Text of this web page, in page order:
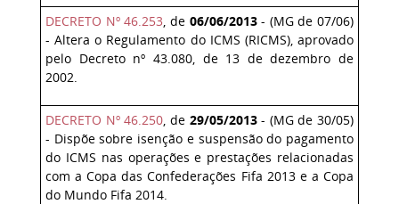
DECRETO Nº 46.253, de 06/06/2013- (MG de 07/06)
- Altera o Regulamento do ICMS (RICMS), aprovado
pelo Decreto nº 43.080, de 13 de dezembro de
2002.
DECRETO Nº 46.250, de 29/05/2013- (MG de 30/05)
- Dispõe sobre isenção e suspensão do pagamento
do ICMS nas operações e prestações relacionadas
com a Copa das Confederações Fifa 2013 e a Copa
do Mundo Fifa 2014.